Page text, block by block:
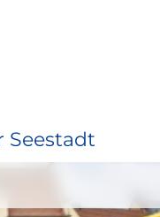
Seestadt